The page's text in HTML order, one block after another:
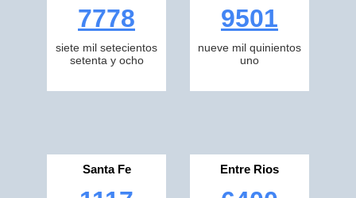
7778
siete mil setecientos
setenta y ocho
9501
nueve mil quinientos
uno
Santa Fe Entre Rios